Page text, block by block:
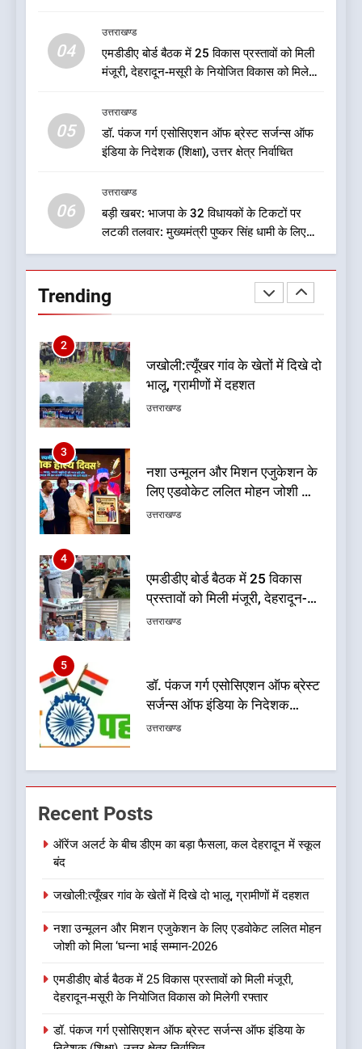
04
उत्तराखण्ड
एमडीडीए बोर्ड बैठक में 25 विकास प्रस्तावों को मिली
मंजूरी, देहरादून-मसूरी के नियोजित विकास को मिलेगी
05
उत्तराखण्ड
डॉ. पंकज गर्ग एसोसिएशन ऑफ ब्रेस्ट सर्जन्स ऑफ
इंडिया के निदेशक (शिक्षा), उत्तर क्षेत्र निर्वाचित
06
उत्तराखण्ड
बड़ी खबर: भाजपा के 32 विधायकों के टिकटों पर
लटकी तलवार: मुख्यमंत्री पुष्कर सिंह धामी के लिए
सुरक्षित सीट पर मंथन: सूत्र
Trending
एक साल बाद बदली धराली की तस्वीर,
आपदा के मलबे से निकलकर फिर
खड़ी हुई जिंदगी
1
ऑरेंज अलर्ट के बीच डीएम का बड़ा
जखोली:त्यूँखर गांव के खेतों में दिखे दो
भालू, ग्रामीणों में दहशत
3
नशा उन्मूलन और मिशन एजुकेशन के
लिए एडवोकेट ललित मोहन जोशी को
मिला ‘घन्ना भाई सम्मान-2026
उत्तराखण्ड
4
एमडीडीए बोर्ड बैठक में 25 विकास
प्रस्तावों को मिली मंजूरी, देहरादून-
मसूरी के नियोजित विकास को मिलेगी
उत्तराखण्ड
5
डॉ. पंकज गर्ग एसोसिएशन ऑफ ब्रेस्ट
सर्जन्स ऑफ इंडिया के निदेशक
(शिक्षा), उत्तर क्षेत्र निर्वाचित
उत्तराखण्ड
6
बड़ी खबर: भाजपा के 32 विधायकों के
टिकटों पर लटकी तलवार: मुख्यमंत्री
पुष्कर सिंह धामी के लिए सुरक्षित सीट
उत्तराखण्ड
7
चिकित्सा शिक्षा विभाग में बड़ा
फेरबदल, डॉ. आशुतोष सयाना बने
उत्तराखण्ड
एक साल बाद बदली धराली की तस्वीर,
आपदा के मलबे से निकलकर फिर
खड़ी हुई जिंदगी
उत्तराखण्ड
1
ऑरेंज अलर्ट के बीच डीएम का बड़ा
फैसला, कल देहरादून में स्कूल बंद
Recent Posts
ऑरेंज अलर्ट के बीच डीएम का बड़ा फैसला, कल देहरादून में स्कूल
बंद
जखोली:त्यूँखर गांव के खेतों में दिखे दो भालू, ग्रामीणों में दहशत
नशा उन्मूलन और मिशन एजुकेशन के लिए एडवोकेट ललित मोहन
जोशी को मिला ‘घन्ना भाई सम्मान-2026
एमडीडीए बोर्ड बैठक में 25 विकास प्रस्तावों को मिली मंजूरी,
देहरादून-मसूरी के नियोजित विकास को मिलेगी रफ्तार
डॉ. पंकज गर्ग एसोसिएशन ऑफ ब्रेस्ट सर्जन्स ऑफ इंडिया के